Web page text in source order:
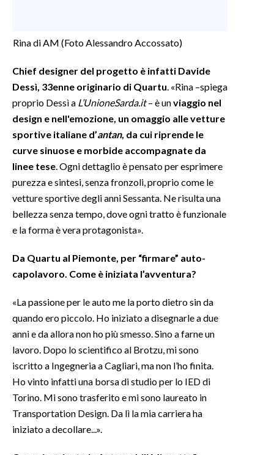
Rina di AM (Foto Alessandro Accossato)
Chief designer del progetto è infatti Davide
Dessì, 33enne originario di Quartu . «Rina –spiega
proprio Dessì a L’UnioneSarda.it– è unviaggio nel
design e nell'emozione, un omaggio alle vetture
sportive italiane d’antan, da cui riprende le
curve sinuose e morbide accompagnate da
linee tese . Ogni dettaglio è pensato per esprimere
purezza e sintesi, senza fronzoli, proprio come le
vetture sportive degli anni Sessanta. Ne risulta una
bellezza senza tempo, dove ogni tratto è funzionale
e la forma è vera protagonista».
Da Quartu al Piemonte, per “firmare” auto-
capolavoro. Come è iniziata l’avventura?
«La passione per le auto me la porto dietro sin da
quando ero piccolo. Ho iniziato a disegnarle a due
anni e da allora non ho più smesso. Sino a farne un
lavoro. Dopo lo scientifico al Brotzu, mi sono
iscritto a Ingegneria a Cagliari, ma non l’ho finita.
Ho vinto infatti una borsa di studio per lo IED di
Torino. Mi sono trasferito e mi sono laureato in
Transportation Design. Da lì la mia carriera ha
iniziato a decollare...».